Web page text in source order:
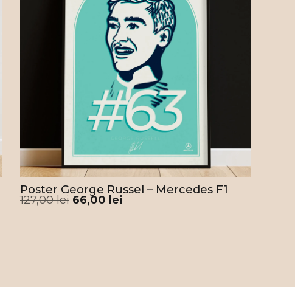
Am ilustrat pe tableta grafică portretul într-un
stil schițat cât mai fidel, care după câteva iterații
a ajuns să surprindă bine chiar și energia pe care
o transmite Lance. Odată ce posterul iese de la
print, lăsăm cerneala să se usuce pentru un
finisaj impecabil. În pachetul tău includem
câteva stickere cu Formula 1, menite să aducă
un zâmbet extra celor ce primesc acest cadou.
În procesul de ambalare, protejăm posterul cu
hârtie neagră fără acid, și îl rulăm cu atenție. Îl
legăm cu o panglică roșie, astfel încât să fie gata
de oferit cadou direct din tub. În final, plasăm
posterul într-un tub rigid din carton pentru o
livrare sigură, folosind cât mai puțin plastic în
Poster George Russel – Mercedes F1
127,00lei 66,00 lei